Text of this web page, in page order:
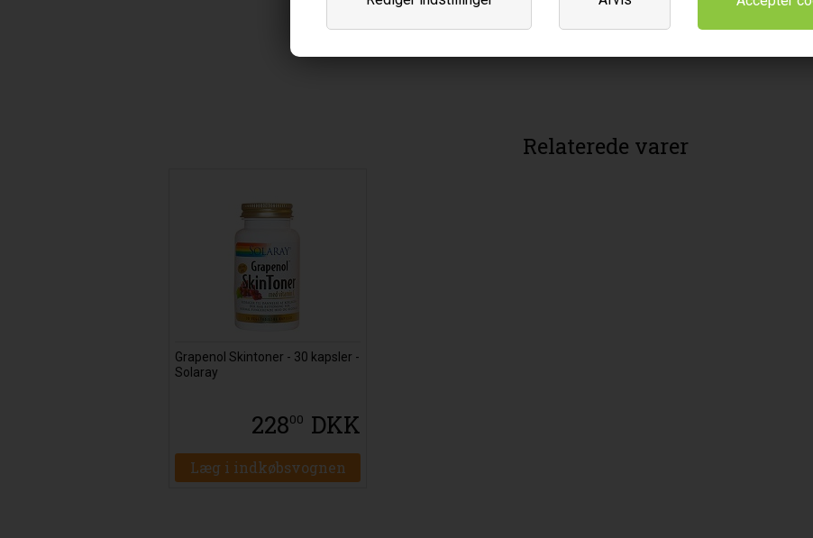
Leverandør
Relaterede varer
Grapenol Skintoner - 30 kapsler -
Solaray
22800 DKK
Læg i indkøbsvognen